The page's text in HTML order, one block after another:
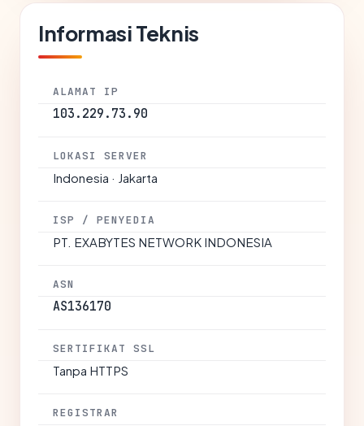
Informasi Teknis
ALAMAT IP
103.229.73.90
LOKASI SERVER
Indonesia · Jakarta
ISP / PENYEDIA
PT. EXABYTES NETWORK INDONESIA
ASN
AS136170
SERTIFIKAT SSL
Tanpa HTTPS
REGISTRAR